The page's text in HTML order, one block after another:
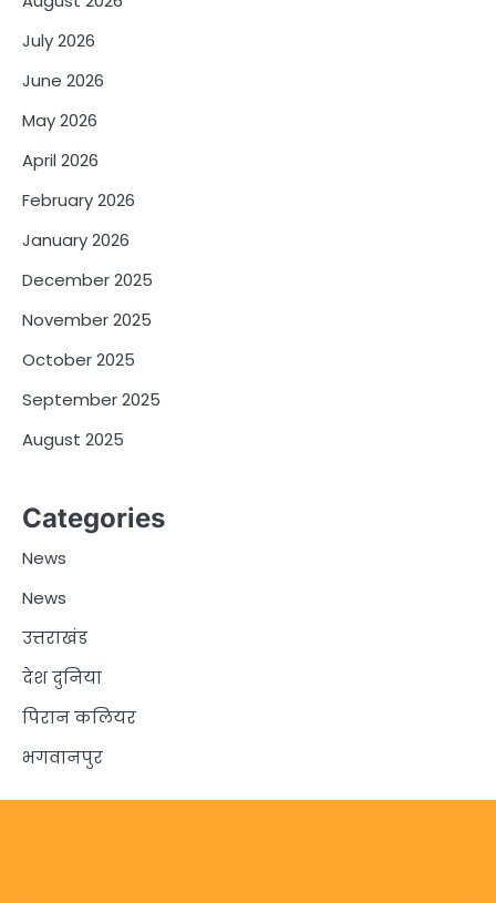
July 2026
June 2026
May 2026
April 2026
February 2026
January 2026
December 2025
November 2025
October 2025
September 2025
August 2025
Categories
News
News
उत्तराखंड
देश दुनिया
पिरान कलियर
भगवानपुर